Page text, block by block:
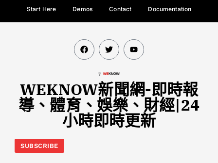
Start Here Demos Contact Documentation
WEKNOW新聞網-即時報
導、體育、娛樂、財經|24
小時即時更新
SUBSCRIBE